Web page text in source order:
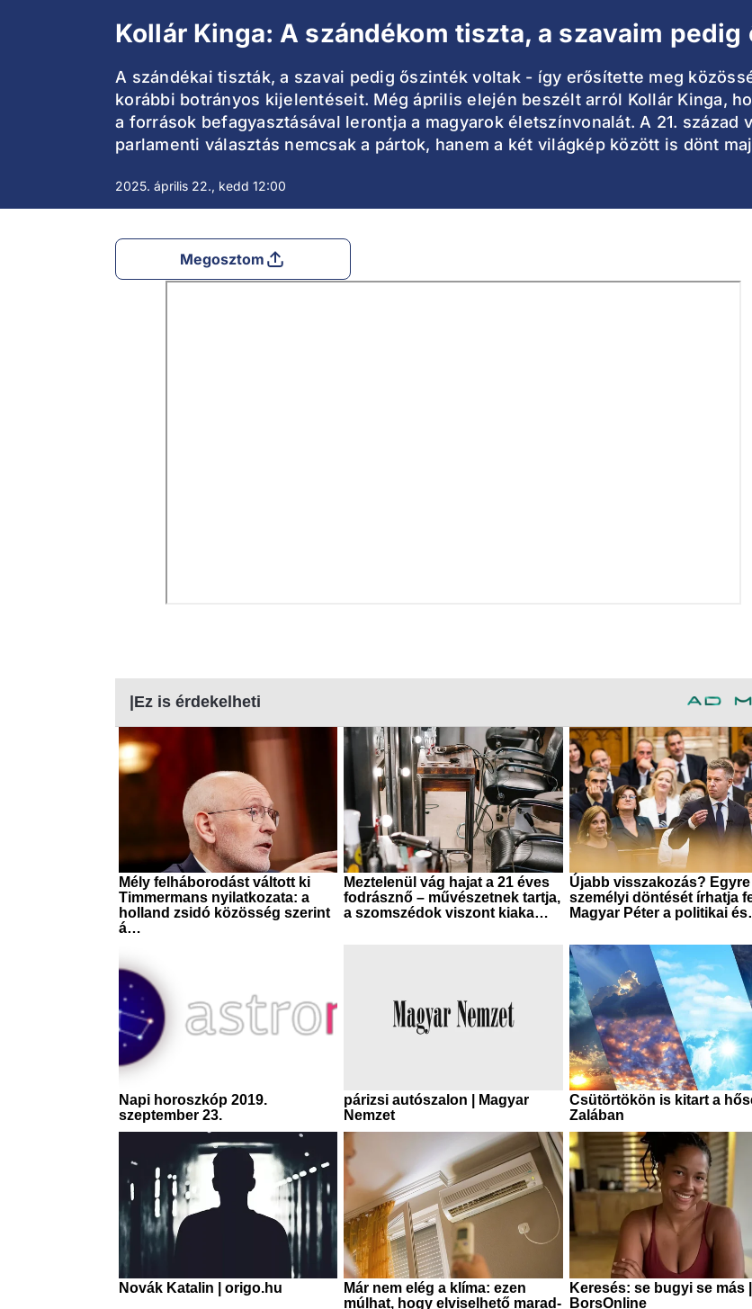
Kollár Kinga: A szándékom tiszta, a szavaim
A szándékai tiszták, a szavai pedig őszinték voltak - így erősítette meg
korábbi botrányos kijelentéseit. Még április elején beszélt arról Kollár Kinga,
a források befagyasztásával lerontja a magyarok életszínvonalát. A 21.
parlamenti választás nemcsak a pártok, hanem a két világkép között is dönt
2025. április 22., kedd 12:00
Megosztom